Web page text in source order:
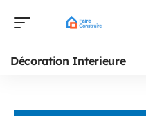
Décoration Interieure